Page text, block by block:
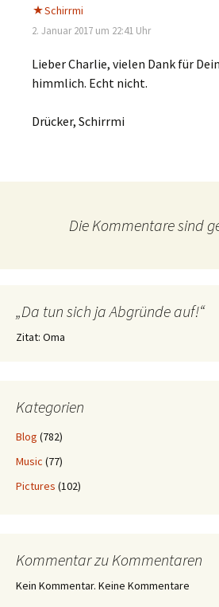
Schirrmi
2. Januar 2017 um 22:41 Uhr
Lieber Charlie, vielen Dank für
himmlich. Echt nicht.
Drücker, Schirrmi
Die Kommentare sind
„Da tun sich ja Abgründe auf!“
Zitat: Oma
Kategorien
Blog (782)
Music (77)
Pictures (102)
Kommentar zu Kommentaren
Kein Kommentar. Keine Kommentare